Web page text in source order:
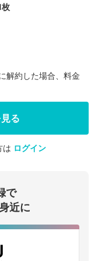
枚
解約した場合、料金
る
は ログイン
で
近に